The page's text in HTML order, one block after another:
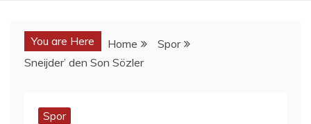
You are Here Home
Spor
Sneijder’ den Son Sözler
Spor